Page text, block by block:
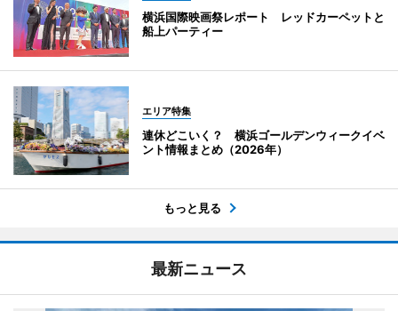
横浜国際映画祭レポート レッドカーペットと
船上パーティー
エリア特集
連休どこいく？ 横浜ゴールデンウィークイベ
ント情報まとめ（2026年）
もっと見る
最新ニュース